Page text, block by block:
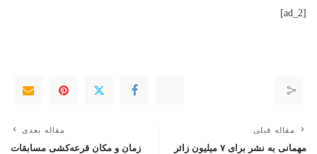
[ad_2]
مقاله قبلی
مهمانی به نشر برای ۷ میلیون زائر
مقاله بعدی
زمان و مکان قرعه‌کشی مسابقات